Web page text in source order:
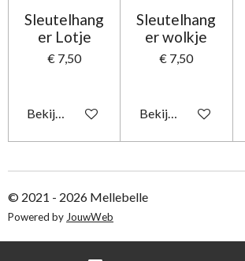
Sleutelhang
er Lotje
€ 7,50
Bekijk details
Sleutelhang
er wolkje
€ 7,50
Bekijk details
© 2021 - 2026 Mellebelle
Powered byJouwWeb